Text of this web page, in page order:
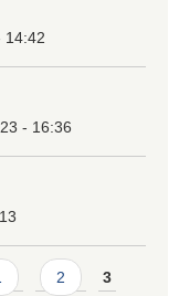
14:42
- 16:36
2 3